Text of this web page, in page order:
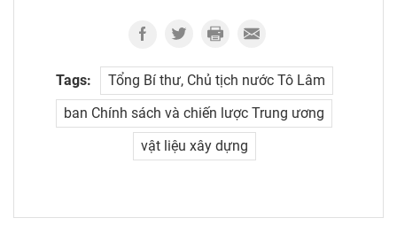
Tags:
Tổng Bí thư, Chủ tịch nước Tô Lâm
ban Chính sách và chiến lược Trung ương
vật liệu xây dựng